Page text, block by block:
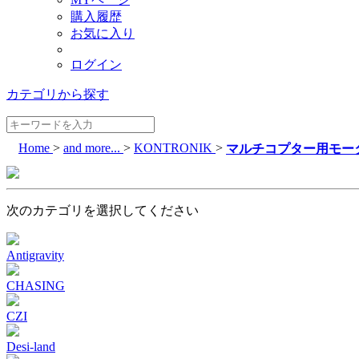
購入履歴
お気に入り
ログイン
カテゴリから探す
Home > and more... > KONTRONIK > マルチコプター用モー
次のカテゴリを選択してください
Antigravity
CHASING
CZI
Desi-land